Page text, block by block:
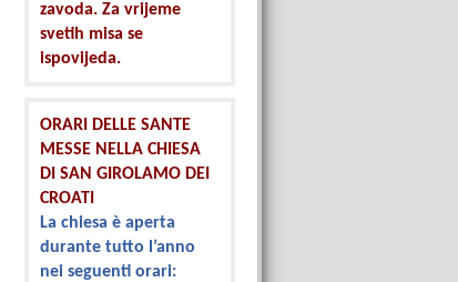
zavoda. Za vrijeme
svetih misa se
ispovijeda.
ORARI DELLE SANTE
MESSE NELLA CHIESA
DI SAN GIROLAMO DEI
CROATI
La chiesa è aperta
durante tutto l’anno
nei seguenti orari: